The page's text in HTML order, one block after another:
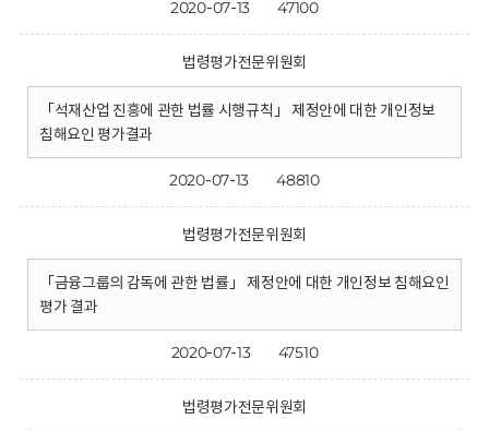
2020-07-13 47100
법령평가전문위원회
「석재산업 진흥에 관한 법률 시행규칙」 제정안에 대한 개인정보
침해요인 평가결과
2020-07-13 48810
법령평가전문위원회
「금융그룹의 감독에 관한 법률」 제정안에 대한 개인정보 침해요인
평가 결과
2020-07-13 47510
법령평가전문위원회